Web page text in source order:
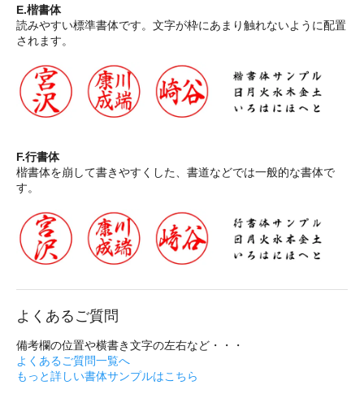
E.楷書体
読みやすい標準書体です。文字が枠にあまり触れないように配置
されます。
F.行書体
楷書体を崩して書きやすくした、書道などでは一般的な書体で
す。
よくあるご質問
備考欄の位置や横書き文字の左右など・・・
よくあるご質問一覧へ
もっと詳しい書体サンプルはこちら